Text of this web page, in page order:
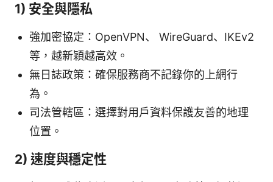
1) 安全與隱私
強加密協定：OpenVPN、 WireGuard、IKEv2
等，越新穎越高效。
無日誌政策：確保服務商不記錄你的上網行
為。
司法管轄區：選擇對用戶資料保護友善的地理
位置。
2) 速度與穩定性